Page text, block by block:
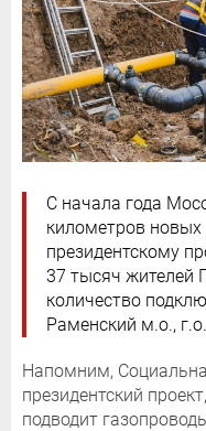
С начала года
километров новых
президентскому
37 тысяч жителей
количество
Раменский м.о.,
Напомним,
президентский
подводит